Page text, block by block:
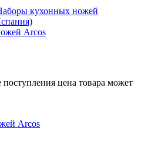
кухонных ножей
Arcos
цена товара может
Arcos